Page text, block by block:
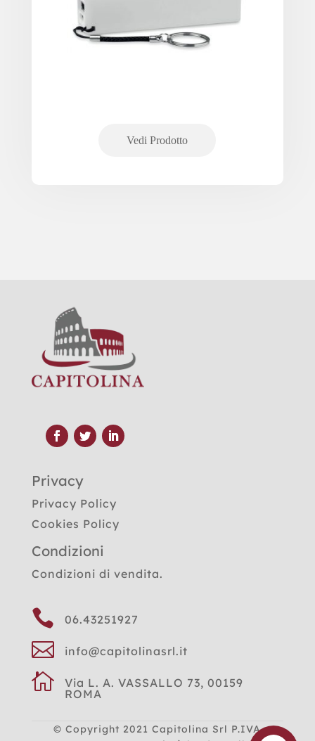
Privacy
Privacy Policy
Cookies Policy
Condizioni
Condizioni di vendita.
 06.43251927
 info@capitolinasrl.it

Via L. A. VASSALLO 73, 00159
ROMA
© Copyright 2021Capitolina Srl P.IVA